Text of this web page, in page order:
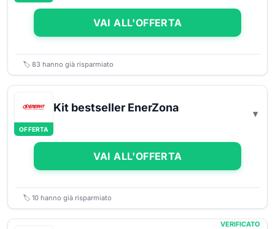
VAI ALL'OFFERTA
🏷️ 83 hanno già risparmiato
OFFERTA
Kit bestseller EnerZona
VAI ALL'OFFERTA
🏷️ 10 hanno già risparmiato
VERIFICATO